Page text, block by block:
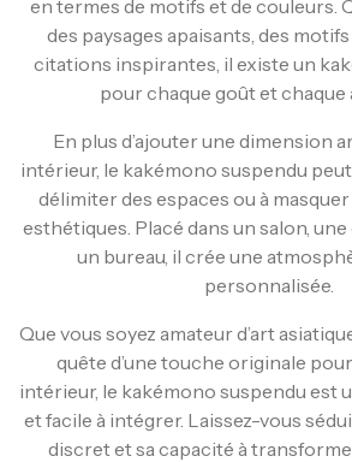
en termes de motifs et de couleurs.
des paysages apaisants, des
citations inspirantes, il existe un
pour chaque goût et chaque
En plus d’ajouter une dimension
intérieur, le kakémono suspendu
délimiter des espaces ou à
esthétiques. Placé dans un salon,
un bureau, il crée une
personnalisée.
Que vous soyez amateur d’art
quête d’une touche originale
intérieur, le kakémono suspendu est
et facile à intégrer. Laissez-vous
discret et sa capacité à